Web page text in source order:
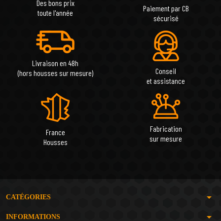
Des bons prix
toute l'année
Paiement par CB
sécurisé
Livraison en 48h
(hors housses sur mesure)
Conseil
et assistance
France
Housses
Fabrication
sur mesure
CATÉGORIES arrow_drop_down
INFORMATIONS arrow_drop_down